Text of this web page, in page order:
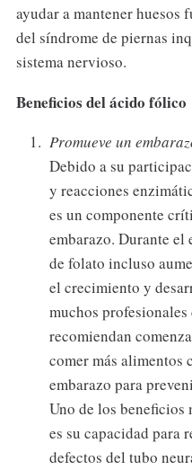
ayudar a mantener huesos
del síndrome de piernas
sistema nervioso.
Beneficios del ácido fólico
Promueve un
Debido a su
y reacciones
es un componente
embarazo. Durante el
de folato incluso
el crecimiento y
muchos
recomiendan
comer más alimentos
embarazo para
Uno de los beneficios
es su capacidad para
defectos del tubo